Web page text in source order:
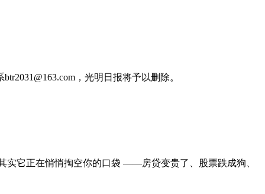
，光明日报将予以删除。
实它正在悄悄掏空你的口袋 ——房贷变贵了、股票跌成狗、